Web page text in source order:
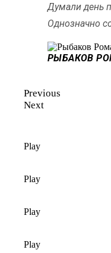
Думали день
Однозначно
РЫБАКОВ
Previous
Next
Play
Play
Play
Play